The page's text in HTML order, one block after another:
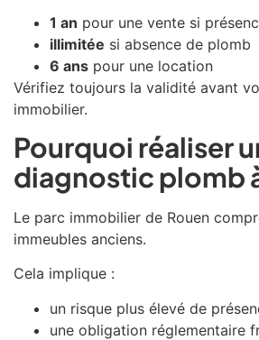
1 an pour une vente si
illimitée si absence de plomb
6 ans pour une location
Vérifiez toujours la validité avant
immobilier.
Pourquoi réaliser
diagnostic plomb
Le parc immobilier de Rouen
immeubles anciens.
Cela implique :
un risque plus élevé de
une obligation réglementaire